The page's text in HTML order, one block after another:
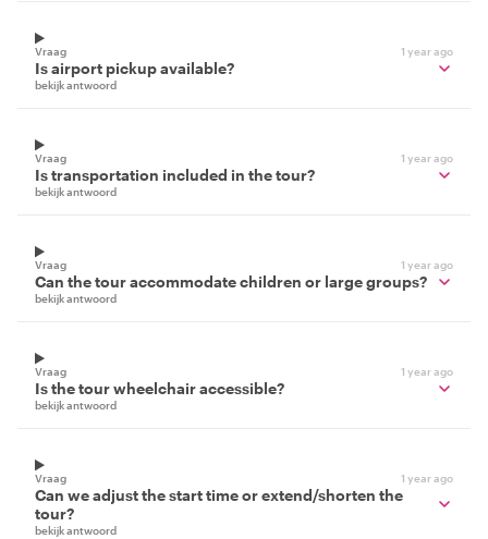
Vraag 1 year ago
Is airport pickup available?
bekijk antwoord
Vraag 1 year ago
Is transportation included in the tour?
bekijk antwoord
Vraag 1 year ago
Can the tour accommodate children or large groups?
bekijk antwoord
Vraag 1 year ago
Is the tour wheelchair accessible?
bekijk antwoord
Vraag 1 year ago
Can we adjust the start time or extend/shorten the
tour?
bekijk antwoord